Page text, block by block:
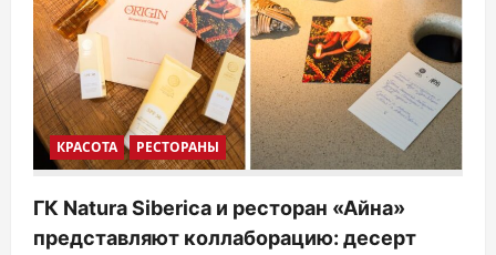
КРАСОТА РЕСТОРАНЫ
ГК Natura Siberica и ресторан «Айна»
представляют коллаборацию: десерт